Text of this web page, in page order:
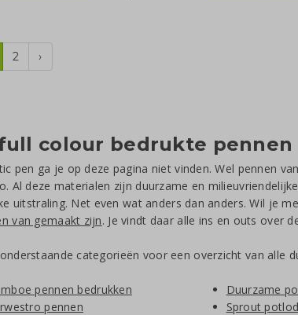
2 ›
colour bedrukte pennen
pen ga je op deze pagina niet vinden. Wel pennen
Al deze materialen zijn duurzame en
uitstraling. Net even wat anders dan anders. Wil je
van gemaakt zijn. Je vindt daar alle ins en outs over
categorieën voor een overzicht van alle
pennen bedrukken
pennen
Duurzame
Sprout